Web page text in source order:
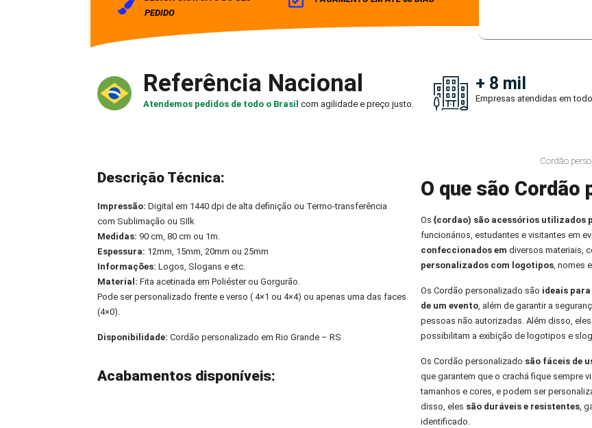
PEDIDO
Referência Nacional
Atendemos pedidos de todo o Brasilcom agilidade e preço justo.
+ 8 mil
Empresas atendidas em
Descrição Técnica:
Impressão: Digital em 1440 dpi de alta definição ou Termo-transferência
com Sublimação ou SIlk
Medidas: 90 cm, 80 cm ou 1m.
Espessura: 12mm, 15mm, 20mm ou 25mm
Informações:Logos, Slogans e etc.
Material: Fita acetinada em Poliéster ou Gorgurão.
Pode ser personalizado frente e verso ( 4×1 ou 4×4) ou apenas uma das faces
(4×0).
Disponibilidade:Cordão personalizado em Rio Grande – RS
Acabamentos disponíveis:
Cordão
O que são Cordão
Os {cordao) são acessórios utilizados
funcionários, estudantes e visitantes em
confeccionados em diversos materiais,
personalizados com logotipos, nomes
Os Cordão personalizado são ideais
de um evento, além de garantir a
pessoas não autorizadas. Além disso,
possibilitam a exibição de logotipos e
Os Cordão personalizado são fáceis de
que garantem que o crachá fique sempre
tamanhos e cores, e podem ser
disso, eles são duráveis e resistentes,
identificado.